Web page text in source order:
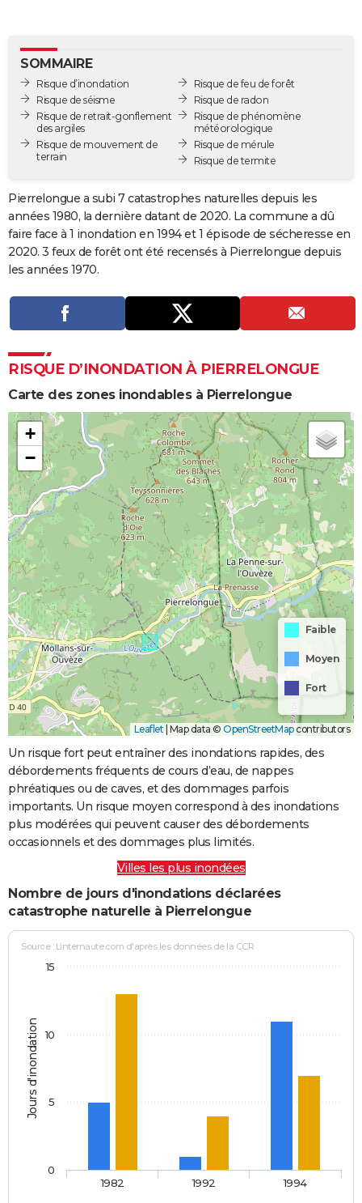
GUIDES D'ACHAT
BONS PLANS
CARTE DE VOEUX
Carte de Noël
Carte Bonne année
Carte Saint-Valentin
Carte Pâques
Carte d'anniversaire
DICTIONNAIRE
COPAINS D'AVANT
S'inscrire
Se connecter
Lycées
Collèges
Primaires
Universités
Entreprises
Service militaire
Avis de recherche
AVIS DE DÉCÈS
SOMMAIRE
Risque d’inondation
Risque de séisme
Risque de retrait-gonflement
des argiles
Risque de mouvement de
terrain
Risque de feu de forêt
Risque de radon
Risque de phénomène
météorologique
Risque de mérule
Risque de termite
Pierrelongue a subi 7 catastrophes naturelles depuis les
années 1980, la dernière datant de 2020. La commune a dû
faire face à 1 inondation en 1994 et 1 épisode de sécheresse en
2020. 3 feux de forêt ont été recensés à Pierrelongue depuis
les années 1970.
RISQUE D’INONDATION À PIERRELONGUE
Carte des zones inondables à Pierrelongue
+
−
Faible
Moyen
Fort
Leaflet | Map data © OpenStreetMapcontributors
Un risque fort peut entraîner des inondations rapides, des
débordements fréquents de cours d’eau, de nappes
phréatiques ou de caves, et des dommages parfois
importants. Un risque moyen correspond à des inondations
plus modérées qui peuvent causer des débordements
occasionnels et des dommages plus limités.
Villes les plus inondées
Nombre de jours d'inondations déclarées
catastrophe naturelle à Pierrelongue
Jours d'inondation
Source : Linternaute.com d'après les données de la CCR
1982 1992 1994
0
5
10
15